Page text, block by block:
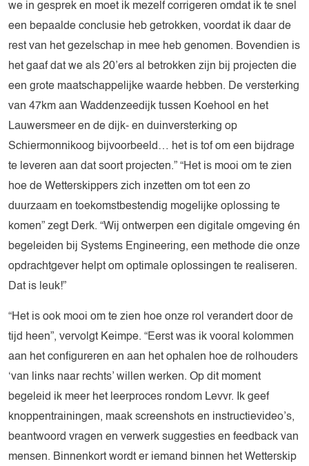
we in gesprek en moet ik mezelf corrigeren omdat ik te snel
een bepaalde conclusie heb getrokken, voordat ik daar de
rest van het gezelschap in mee heb genomen. Bovendien is
het gaaf dat we als 20’ers al betrokken zijn bij projecten die
een grote maatschappelijke waarde hebben. De versterking
van 47km aan Waddenzeedijk tussen Koehool en het
Lauwersmeer en de dijk- en duinversterking op
Schiermonnikoog bijvoorbeeld… het is tof om een bijdrage
te leveren aan dat soort projecten.” “Het is mooi om te zien
hoe de Wetterskippers zich inzetten om tot een zo
duurzaam en toekomstbestendig mogelijke oplossing te
komen” zegt Derk. “Wij ontwerpen een digitale omgeving én
begeleiden bij Systems Engineering, een methode die onze
opdrachtgever helpt om optimale oplossingen te realiseren.
Dat is leuk!”
“Het is ook mooi om te zien hoe onze rol verandert door de
tijd heen”, vervolgt Keimpe. “Eerst was ik vooral kolommen
aan het configureren en aan het ophalen hoe de rolhouders
‘van links naar rechts’ willen werken. Op dit moment
begeleid ik meer het leerproces rondom Levvr. Ik geef
knoppentrainingen, maak screenshots en instructievideo’s,
beantwoord vragen en verwerk suggesties en feedback van
mensen. Binnenkort wordt er iemand binnen het Wetterskip